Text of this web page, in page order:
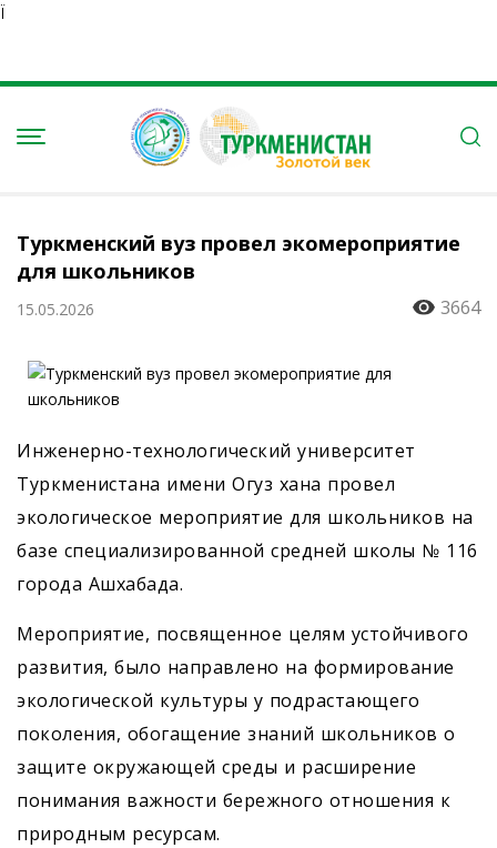
Ï
Туркменский вуз провел экомероприятие
для школьников
15.05.2026 3664
Инженерно-технологический университет
Туркменистана имени Огуз хана провел
экологическое мероприятие для школьников на
базе специализированной средней школы № 116
города Ашхабада.
Мероприятие, посвященное целям устойчивого
развития, было направлено на формирование
экологической культуры у подрастающего
поколения, обогащение знаний школьников о
защите окружающей среды и расширение
понимания важности бережного отношения к
природным ресурсам.